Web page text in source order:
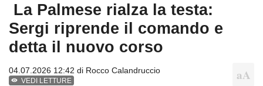
La Palmese rialza la testa:
Sergi riprende il comando e
detta il nuovo corso
04.07.2026 12:42 di Rocco Calandruccio
VEDI LETTURE